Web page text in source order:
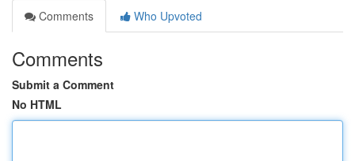
Comments
Who Upvoted
Comments
Submit a Comment
No HTML